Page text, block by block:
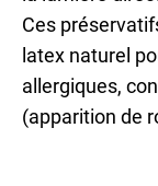
Ces
latex naturel
allergiques,
(apparition de